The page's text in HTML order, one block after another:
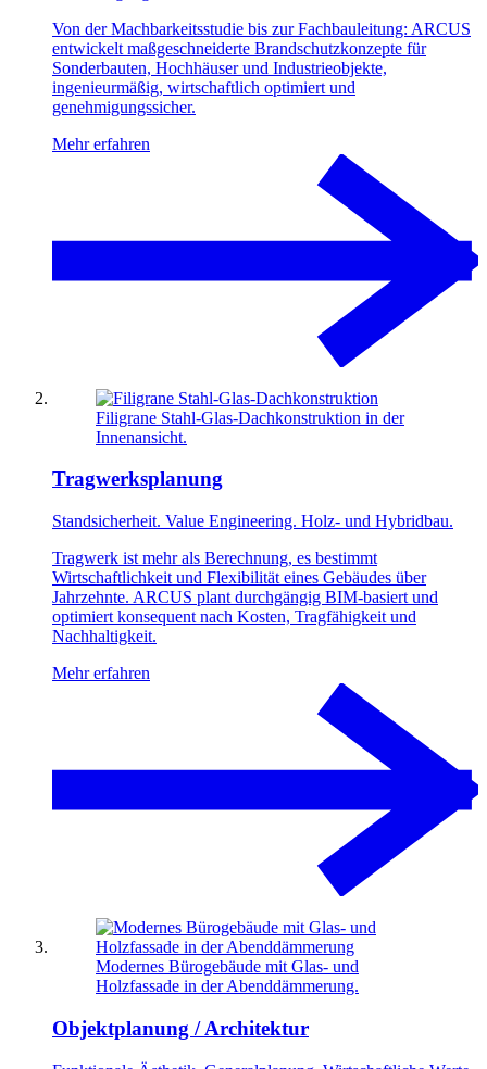
Von der Machbarkeitsstudie bis zur Fachbauleitung: ARCUS
entwickelt maßgeschneiderte Brandschutzkonzepte für
Sonderbauten, Hochhäuser und Industrieobjekte,
ingenieurmäßig, wirtschaftlich optimiert und
genehmigungssicher.
Mehr erfahren
Filigrane Stahl-Glas-Dachkonstruktion in der
Innenansicht.
Tragwerksplanung
Standsicherheit. Value Engineering. Holz- und Hybridbau.
Tragwerk ist mehr als Berechnung, es bestimmt
Wirtschaftlichkeit und Flexibilität eines Gebäudes über
Jahrzehnte. ARCUS plant durchgängig BIM-basiert und
optimiert konsequent nach Kosten, Tragfähigkeit und
Nachhaltigkeit.
Mehr erfahren
Modernes Bürogebäude mit Glas- und
Holzfassade in der Abenddämmerung.
Objektplanung / Architektur